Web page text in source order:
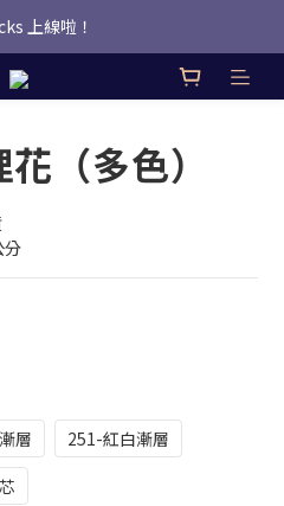
上線啦！
上線啦！
Eats即點即送🛵
（多色）
分
層
251-紅白漸層